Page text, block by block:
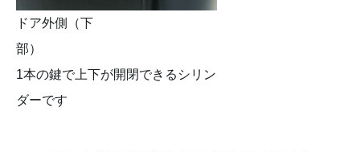
ドア外側（下
部）
1本の鍵で上下が開閉できるシリン
ダーです